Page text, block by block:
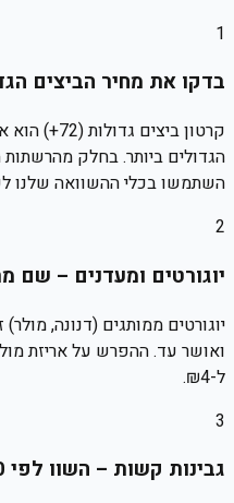
1
בדקו את מחיר הביצים
קרטון
השתמשו בכלי ההשוואה שלנו
2
יוגורטים ומעדנים – שם
יוגורטים ממותגים (דנונה,
ל-₪4.
3
גבינות קשות – השוו לפי 100 גרם